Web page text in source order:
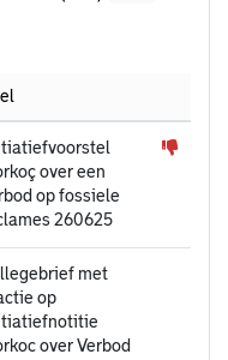
over een
op fossiele
260625
met
op
over Verbod